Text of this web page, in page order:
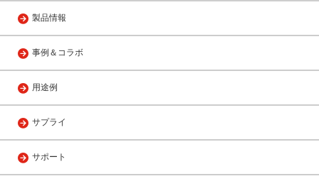
製品情報
事例＆コラボ
用途例
サプライ
サポート